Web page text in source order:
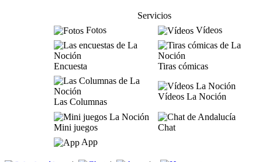
Servicios
Fotos
Vídeos
Encuesta Tiras cómicas
Las Columnas
Vídeos La Noción
Mini juegos
Chat
App